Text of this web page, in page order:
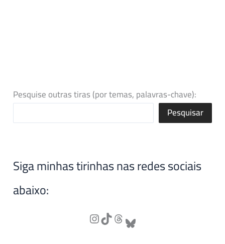
Pesquise outras tiras (por temas, palavras-chave):
Pesquisar
Siga minhas tirinhas nas redes sociais
abaixo: